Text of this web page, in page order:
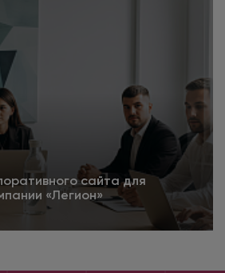
сайта для
«Легион»
4.5